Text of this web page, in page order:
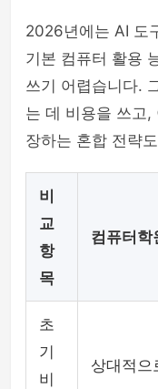
2026년에는 AI 도
기본 컴퓨터 활용
쓰기 어렵습니다.
는 데 비용을 쓰고,
장하는 혼합 전략
비
교
항
목
컴퓨터학
초
기
비
상대적으